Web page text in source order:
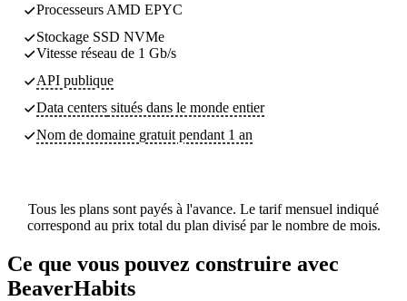
Processeurs AMD EPYC
Stockage SSD NVMe
Vitesse réseau de 1 Gb/s
API publique
Data centers situés dans le monde entier
Nom de domaine gratuit pendant 1 an
Tous les plans sont payés à l'avance. Le tarif mensuel indiqué
correspond au prix total du plan divisé par le nombre de mois.
Ce que vous pouvez construire avec
BeaverHabits